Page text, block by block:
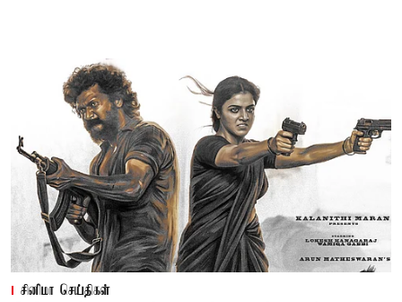
சினிமா செய்திகள்